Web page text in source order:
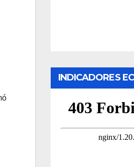
INDICADORES